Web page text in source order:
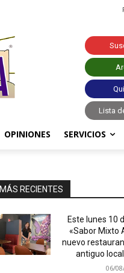
Lista
OPINIONES SERVICIOS
MÁS RECIENTES
Este lunes 10
«Sabor Mixto
nuevo
antiguo
06/